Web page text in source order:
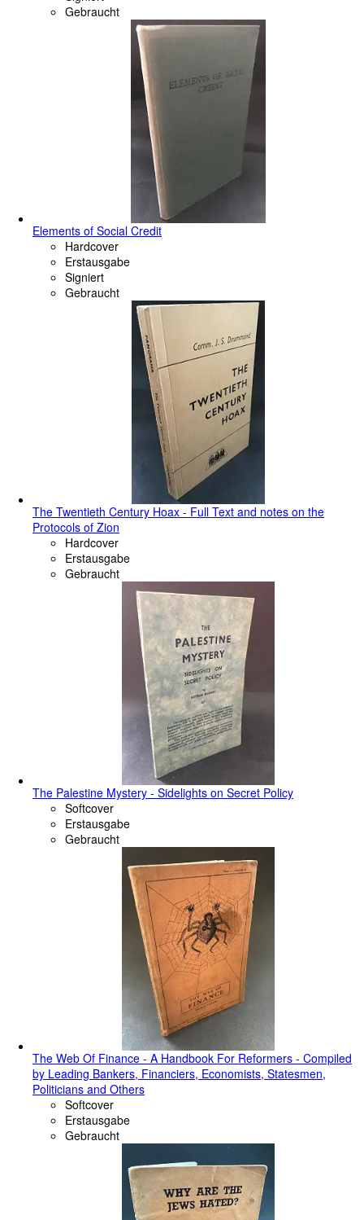
Gebraucht
Elements of Social Credit
Hardcover
Erstausgabe
Signiert
Gebraucht
The Twentieth Century Hoax - Full Text and notes on the
Protocols of Zion
Hardcover
Erstausgabe
Gebraucht
The Palestine Mystery - Sidelights on Secret Policy
Softcover
Erstausgabe
Gebraucht
​The Web Of Finance - A Handbook For Reformers - Compiled
by Leading Bankers, Financiers, Economists, Statesmen,
Politicians and Others
Softcover
Erstausgabe
Gebraucht